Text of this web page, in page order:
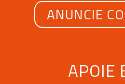
ANUNCIE
APOIE